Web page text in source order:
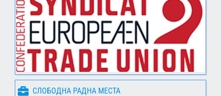
СЛОБОДНА РАДНА МЕСТА